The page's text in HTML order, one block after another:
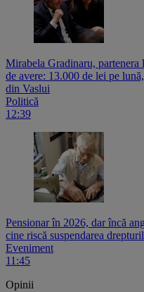
Mirabela Gradinaru,
de avere: 13.000 de lei pe
din Vaslui
Politică
12:39
Pensionar în 2026, dar încă
cine riscă suspendarea
Eveniment
11:45
Opinii